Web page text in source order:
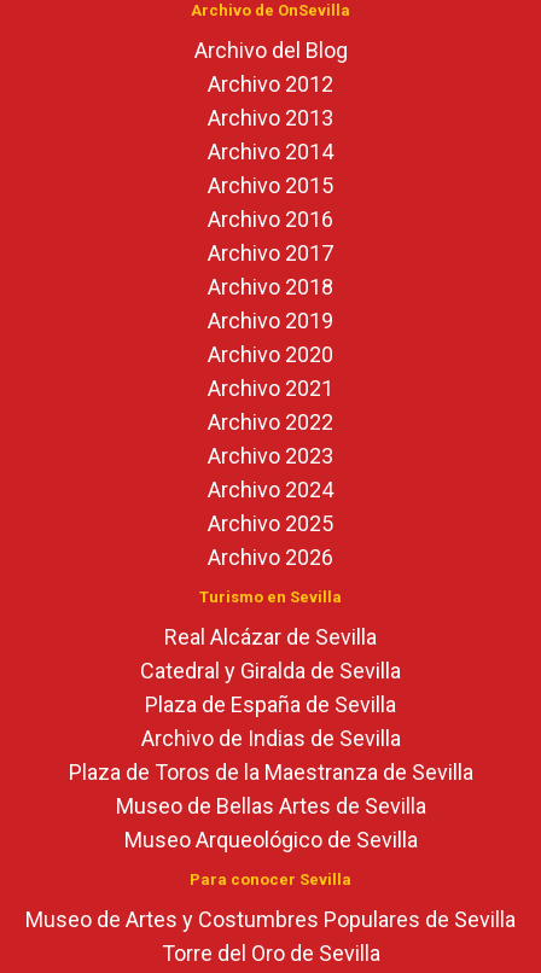
Archivo de OnSevilla
Archivo del Blog
Archivo 2012
Archivo 2013
Archivo 2014
Archivo 2015
Archivo 2016
Archivo 2017
Archivo 2018
Archivo 2019
Archivo 2020
Archivo 2021
Archivo 2022
Archivo 2023
Archivo 2024
Archivo 2025
Archivo 2026
Turismo en Sevilla
Real Alcázar de Sevilla
Catedral y Giralda de Sevilla
Plaza de España de Sevilla
Archivo de Indias de Sevilla
Plaza de Toros de la Maestranza de Sevilla
Museo de Bellas Artes de Sevilla
Museo Arqueológico de Sevilla
Para conocer Sevilla
Museo de Artes y Costumbres Populares de Sevilla
Torre del Oro de Sevilla